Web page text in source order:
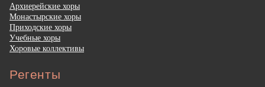
Архиерейские хоры
Монастырские хоры
Приходские хоры
Учебные хоры
Хоровые коллективы
Регенты